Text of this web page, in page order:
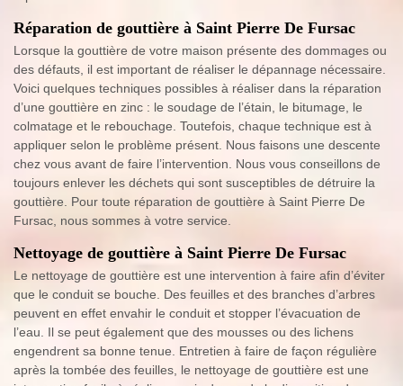
Réparation de gouttière à Saint Pierre De Fursac
Lorsque la gouttière de votre maison présente des dommages ou
des défauts, il est important de réaliser le dépannage nécessaire.
Voici quelques techniques possibles à réaliser dans la réparation
d’une gouttière en zinc : le soudage de l’étain, le bitumage, le
colmatage et le rebouchage. Toutefois, chaque technique est à
appliquer selon le problème présent. Nous faisons une descente
chez vous avant de faire l’intervention. Nous vous conseillons de
toujours enlever les déchets qui sont susceptibles de détruire la
gouttière. Pour toute réparation de gouttière à Saint Pierre De
Fursac, nous sommes à votre service.
Nettoyage de gouttière à Saint Pierre De Fursac
Le nettoyage de gouttière est une intervention à faire afin d’éviter
que le conduit se bouche. Des feuilles et des branches d’arbres
peuvent en effet envahir le conduit et stopper l’évacuation de
l’eau. Il se peut également que des mousses ou des lichens
engendrent sa bonne tenue. Entretien à faire de façon régulière
après la tombée des feuilles, le nettoyage de gouttière est une